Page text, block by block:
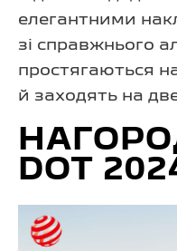
елегантними
зі справжнього
простягаються
й заходять на
DOT